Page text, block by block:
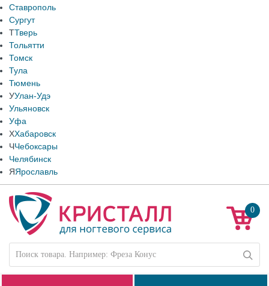
Ставрополь
Сургут
ТТверь
Тольятти
Томск
Тула
Тюмень
УУлан-Удэ
Ульяновск
Уфа
ХХабаровск
ЧЧебоксары
Челябинск
ЯЯрославль
0